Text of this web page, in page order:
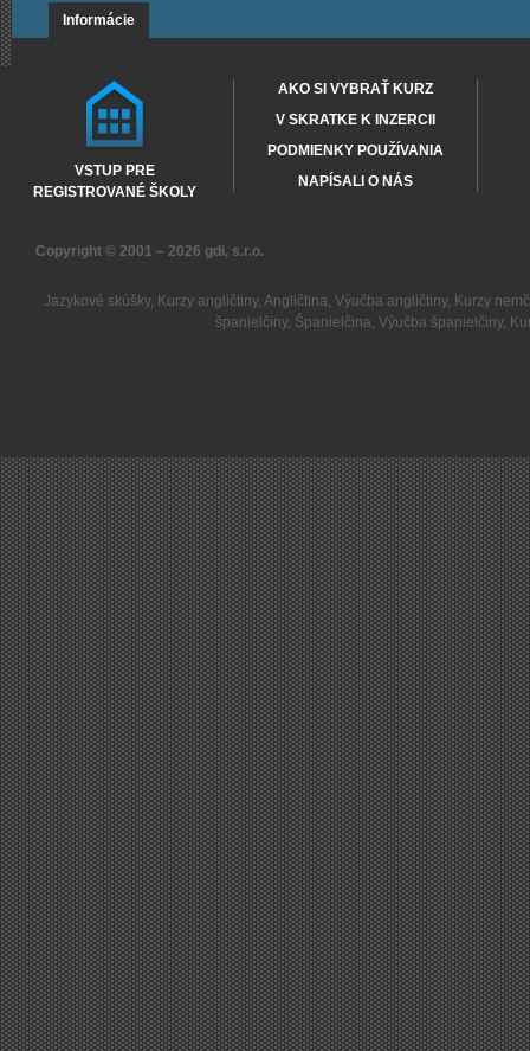
Informácie
VSTUP PRE
REGISTROVANÉ ŠKOLY
AKO SI VYBRAŤ KURZ
V SKRATKE K INZERCII
PODMIENKY POUŽÍVANIA
NAPÍSALI O NÁS
Copyright © 2001 – 2026 gdi, s.r.o.
Jazykové skúšky, Kurzy angličtiny, Angličtina, Výučba angličtiny, Kurzy
španielčiny, Španielčina, Výučba španielčiny,